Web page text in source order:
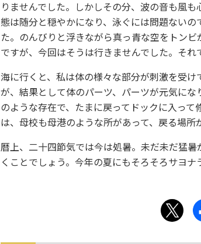
りませんでした。しかしその分、波の音も風
態は随分と穏やかになり、泳ぐには問題ない
た。のんびりと浮きながら真っ青な空をトン
ですが、今回はそうは行きませんでした。それ
海に行くと、私は体の様々な部分が刺激を受
が、結果として体のパーツ、パーツが元気に
のような存在で、たまに戻ってドックに入っ
は、母校も母港のような所があって、戻る場所
暦上、二十四節気では今は処暑。未だ未だ猛
くことでしょう。今年の夏にもそろそろサヨナ